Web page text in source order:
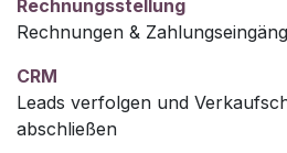
Rechnungsstellung
Rechnungen &
CRM
Leads verfolgen und
abschließen